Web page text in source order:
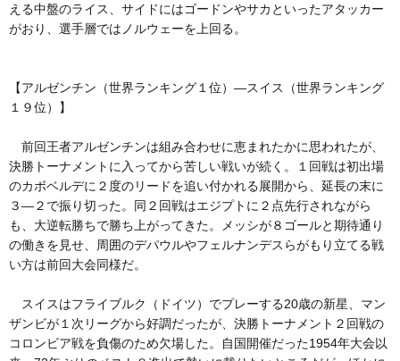
える中盤のライス、サイドにはゴードンやサカといったアタッカー
がおり、選手層ではノルウェーを上回る。
【アルゼンチン（世界ランキング１位）―スイス（世界ランキング
１９位）】
前回王者アルゼンチンは組み合わせに恵まれたかに思われたが、
決勝トーナメントに入ってから苦しい戦いが続く。１回戦は初出場
のカボベルデに２度のリードを追い付かれる展開から、延長の末に
３―２で振り切った。同２回戦はエジプトに２点先行されながら
も、大逆転勝ちで勝ち上がってきた。メッシが８ゴールと期待通り
の働きを見せ、周囲のデパウルやフェルナンデスらがもり立てる戦
い方は前回大会同様だ。
スイスはフライブルク（ドイツ）でプレーする20歳の新星、マン
ザンビが１次リーグから好調だったが、決勝トーナメント２回戦の
コロンビア戦を負傷のため欠場した。自国開催だった1954年大会以